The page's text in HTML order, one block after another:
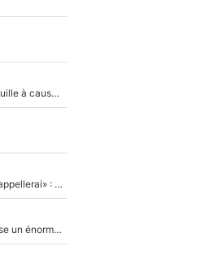
«Détester à vie», Stéphane Guy dans une embrouille à cause du PSG !
Mercato - OM - «Dès que je prends un club, je t’appellerai» : La promesse de Marcelino au moment de claquer la porte
Victime de racisme contre Murray, Kyrgios pousse un énorme coup de gueule !